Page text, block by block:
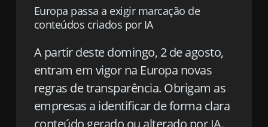
Europa passa a exigir marcação de
conteúdos criados por IA
A partir deste domingo, 2 de agosto,
entram em vigor na Europa novas
regras de transparência. Obrigam as
empresas a identificar de forma clara
conteúdo gerado ou alterado por IA.